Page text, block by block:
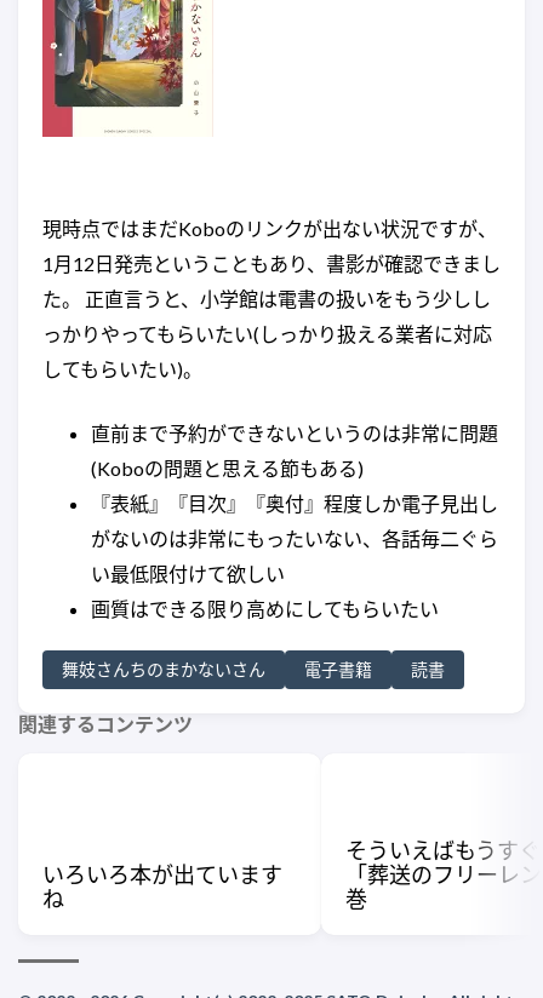
現時点ではまだKoboのリンクが出ない状況ですが、
1月12日発売ということもあり、書影が確認できまし
た。 正直言うと、小学館は電書の扱いをもう少しし
っかりやってもらいたい(しっかり扱える業者に対応
してもらいたい)。
直前まで予約ができないというのは非常に問題
(Koboの問題と思える節もある)
『表紙』『目次』『奥付』程度しか電子見出し
がないのは非常にもったいない、各話毎二ぐら
い最低限付けて欲しい
画質はできる限り高めにしてもらいたい
舞妓さんちのまかないさん 電子書籍 読書
関連するコンテンツ
いろいろ本が出ています
ね
そういえばもうす
「葬送のフリーレ
巻